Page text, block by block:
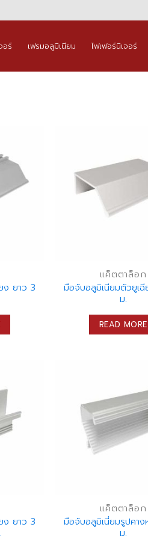
อร์ เฟรมอลูมิเนียม ไฟเฟอร์นิเจอร์
ง ยาว 3
แค็ตตาล็อก
มือจับอลูมิเนียมตัวยูเ
ม.
READ MORE
ง ยาว 3
แค็ตตาล็อก
มือจับอลูมิเนี่ยมรูปคา
ม.